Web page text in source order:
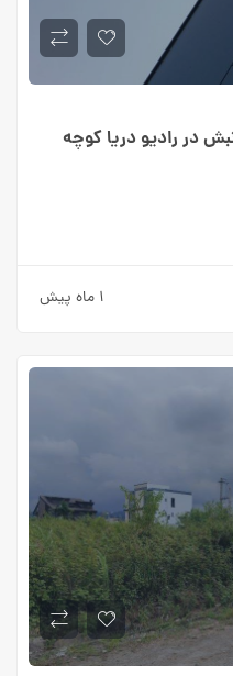
۵۴۰ متری دو نبش در رادیو دریا کوچه
۱ ماه پیش